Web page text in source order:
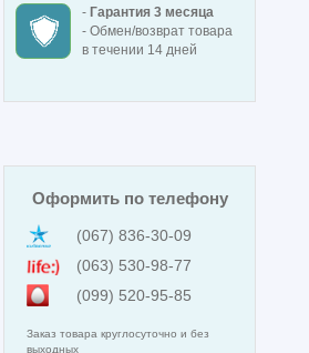
- Гарантия 3 месяца
- Обмен/возврат товара
в течении 14 дней
Оформить по телефону
(067) 836-30-09
(063) 530-98-77
(099) 520-95-85
Заказ товара круглосуточно и без
выходных